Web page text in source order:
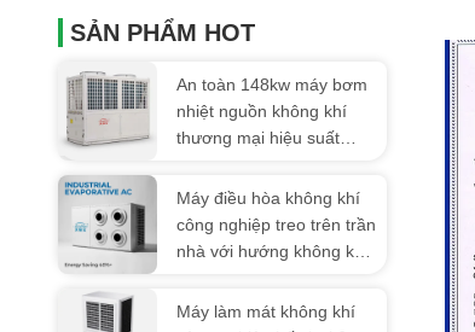
SẢN PHẨM HOT
An toàn 148kw máy bơm
nhiệt nguồn không khí
thương mại hiệu suất
viện
Máy điều hòa không khí
công nghiệp treo trên trần
nhà với hướng không khí
nghệ ngưng tụ bay hơi lai
Máy làm mát không khí